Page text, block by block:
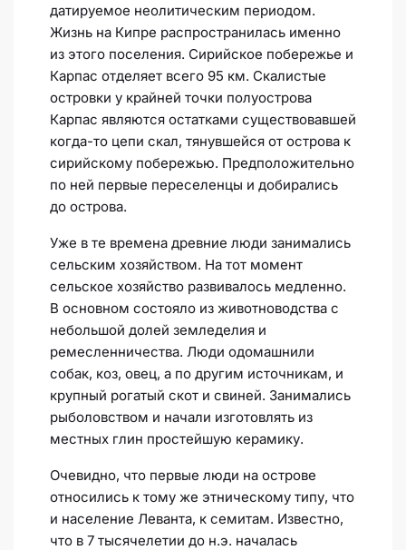
датируемое неолитическим периодом.
Жизнь на Кипре распространилась именно
из этого поселения. Сирийское побережье и
Карпас отделяет всего 95 км. Скалистые
островки у крайней точки полуострова
Карпас являются остатками существовавшей
когда-то цепи скал, тянувшейся от острова к
сирийскому побережью. Предположительно
по ней первые переселенцы и добирались
до острова.
Уже в те времена древние люди занимались
сельским хозяйством. На тот момент
сельское хозяйство развивалось медленно.
В основном состояло из животноводства с
небольшой долей земледелия и
ремесленничества. Люди одомашнили
собак, коз, овец, а по другим источникам, и
крупный рогатый скот и свиней. Занимались
рыболовством и начали изготовлять из
местных глин простейшую керамику.
Очевидно, что первые люди на острове
относились к тому же этническому типу, что
и население Леванта, к семитам. Известно,
что в 7 тысячелетии до н.э. началась